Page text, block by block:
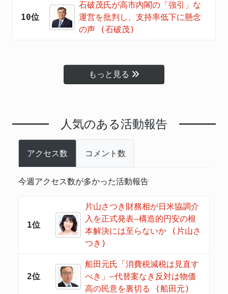
10位
石破茂氏が高市内閣の「強引」な
運営を批判し、支持率低下に懸念
の声 (石破茂)
もっと見る
人気のある活動報告
アクセス数 コメント数
今週アクセス数が多かった活動報告
1位
片山さつき財務相が日米協調介
入を正式発表―構造的円安の根
本解決には至らないか (片山さ
つき)
2位
船田元氏「消費税減税は見直す
べき」―代替案なき反対は物価
高の民意を裏切る (船田元)